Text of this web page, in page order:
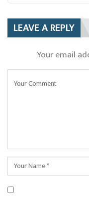
LEAVE A REPLY
Your email